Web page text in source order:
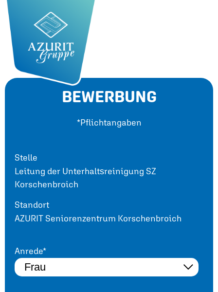
BEWERBUNG
*Pflichtangaben
Stelle
Leitung der Unterhalts­reinigung SZ
Korschenbroich
Standort
AZURIT Seniorenzentrum Korschenbroich
Anrede*